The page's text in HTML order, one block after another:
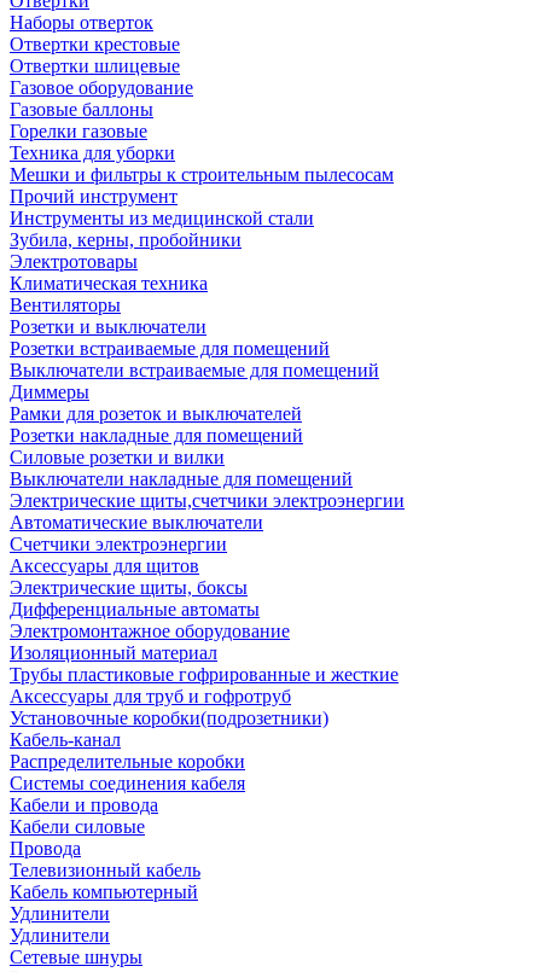
Наборы отверток
Отвертки крестовые
Отвертки шлицевые
Газовое оборудование
Газовые баллоны
Горелки газовые
Техника для уборки
Мешки и фильтры к строительным пылесосам
Прочий инструмент
Инструменты из медицинской стали
Зубила, керны, пробойники
Электротовары
Климатическая техника
Вентиляторы
Розетки и выключатели
Розетки встраиваемые для помещений
Выключатели встраиваемые для помещений
Диммеры
Рамки для розеток и выключателей
Розетки накладные для помещений
Силовые розетки и вилки
Выключатели накладные для помещений
Электрические щиты,счетчики электроэнергии
Автоматические выключатели
Счетчики электроэнергии
Аксессуары для щитов
Электрические щиты, боксы
Дифференциальные автоматы
Электромонтажное оборудование
Изоляционный материал
Трубы пластиковые гофрированные и жесткие
Аксессуары для труб и гофротруб
Установочные коробки(подрозетники)
Кабель-канал
Распределительные коробки
Системы соединения кабеля
Кабели и провода
Кабели силовые
Провода
Телевизионный кабель
Кабель компьютерный
Удлинители
Удлинители
Сетевые шнуры